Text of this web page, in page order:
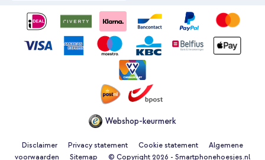
Webshop-keurmerk
Disclaimer Privacy statement Cookie statement
Algemene
voorwaarden
Sitemap © Copyright 2026 - Smartphonehoesjes.nl